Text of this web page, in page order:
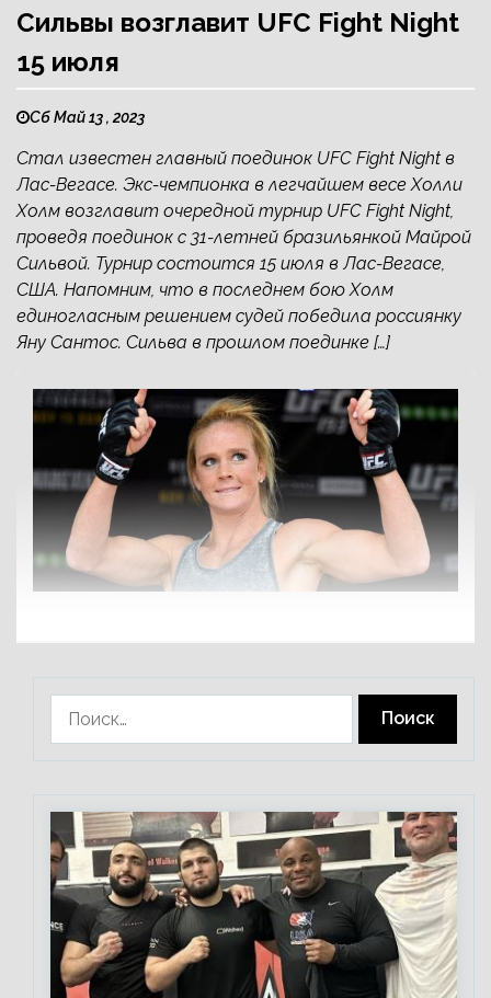
Сильвы возглавит UFC Fight Night
15 июля
Сб Май 13 , 2023
Стал известен главный поединок UFC Fight Night в
Лас-Вегасе. Экс-чемпионка в легчайшем весе Холли
Холм возглавит очередной турнир UFC Fight Night,
проведя поединок с 31-летней бразильянкой Майрой
Сильвой. Турнир состоится 15 июля в Лас-Вегасе,
США. Напомним, что в последнем бою Холм
единогласным решением судей победила россиянку
Яну Сантос. Сильва в прошлом поединке […]